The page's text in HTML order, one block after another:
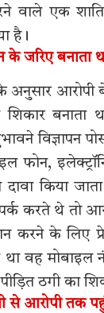
वाले एक
है।
के जरिए बनाता
अनुसार आरोपी
शिकार
विज्ञापन
फोन,
किया
करते थे तो
करने के लिए
था वह
ठगी का
से आरोपी तक